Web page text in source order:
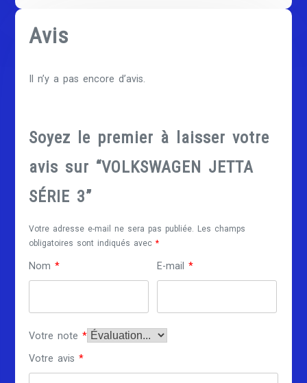
Avis
Il n’y a pas encore d’avis.
Soyez le premier à laisser votre
avis sur “VOLKSWAGEN JETTA
SÉRIE 3”
Votre adresse e-mail ne sera pas publiée.
Les champs
obligatoires sont indiqués avec*
Nom* E-mail*
Votre note*
Votre avis*